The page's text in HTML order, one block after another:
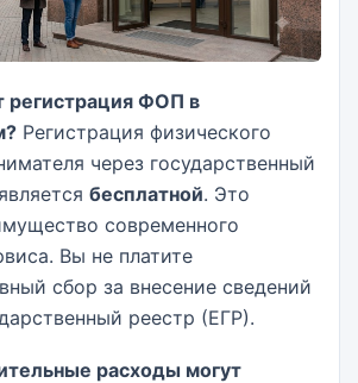
регистрация ФОП в
Регистрация физического
через государственный
бесплатной. Это
современного
Вы не платите
сбор за внесение сведений
реестр (ЕГР).
расходы могут